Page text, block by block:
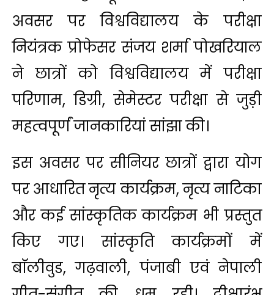
अवसर पर विश्वविद्यालय के परीक्षा
नियंत्रक प्रोफेसर संजय शर्मा पोखरियाल
ने छात्रों को विश्वविद्यालय में परीक्षा
परिणाम, डिग्री, सेमेस्टर परीक्षा से जुड़ी
महत्वपूर्णं जानकारियां सांझा की।
इस अवसर पर सीनियर छात्रों द्वारा योग
पर आधारित नृत्य कार्यक्रम, नृत्य नाटिका
और कई सांस्कृतिक कार्यक्रम भी प्रस्तुत
किए गए। सांस्कृति कार्यक्रमों में
बाॅलीवुड, गढ़वाली, पंजाबी एवं नेपाली